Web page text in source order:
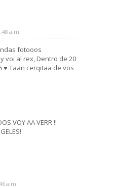
a.m.
fotooos
voi al rex, Dentro de 20
♥ Taan cerqitaa de vos
VOY AA VERR !!
a.m.